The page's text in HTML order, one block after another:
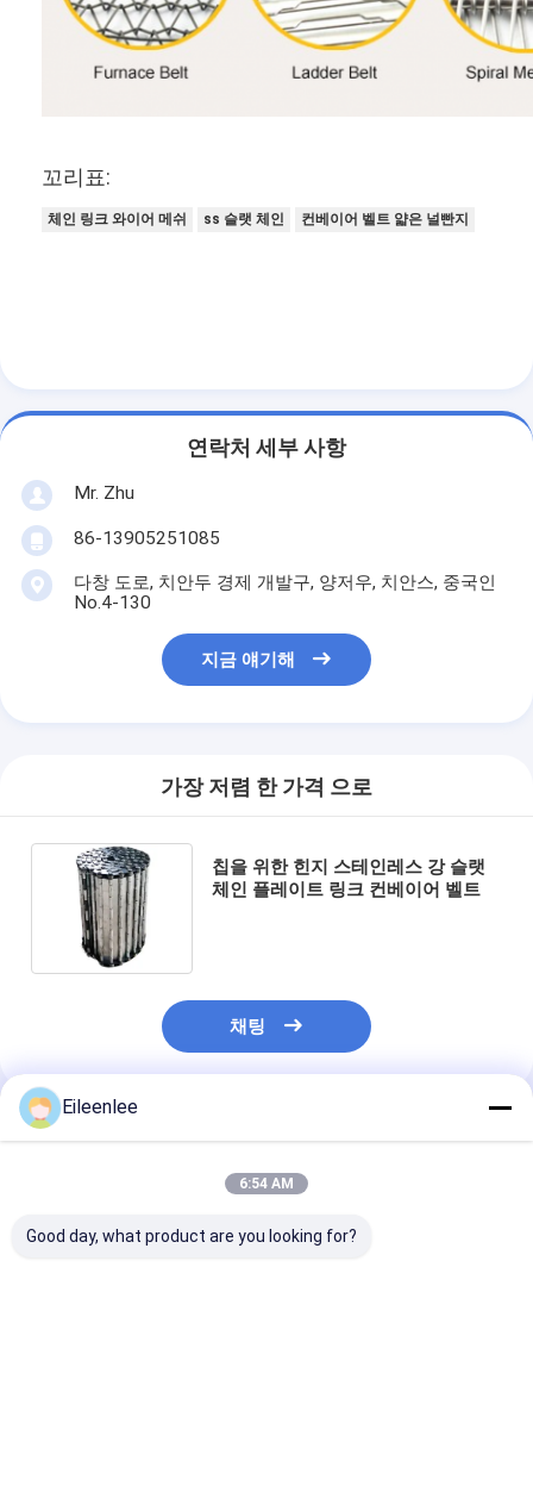
꼬리표:
체인 링크 와이어 메쉬 ss 슬랫 체인 컨베이어 벨트 얇은 널빤지
연락처 세부 사항
Mr. Zhu
86-13905251085
다창 도로, 치안두 경제 개발구, 양저우, 치안스, 중국인
No.4-130
지금 얘기해
가장 저렴 한 가격 으로
칩을 위한 힌지 스테인레스 강 슬랫
체인 플레이트 링크 컨베이어 벨트
채팅
추천된 제품
Eileenlee
6:54 AM
Good day, what product are you looking for?